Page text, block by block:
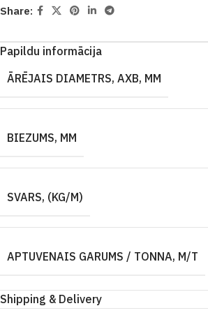
Share:
Papildu informācija
ĀRĒJAIS DIAMETRS, AXB, MM
BIEZUMS, MM
SVARS, (KG/M)
APTUVENAIS GARUMS / TONNA, M/T
Shipping & Delivery